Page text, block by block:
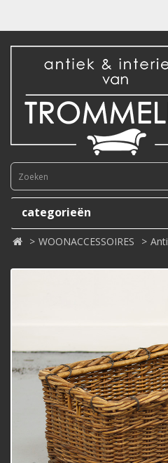
categorieën
WOONACCESSOIRES